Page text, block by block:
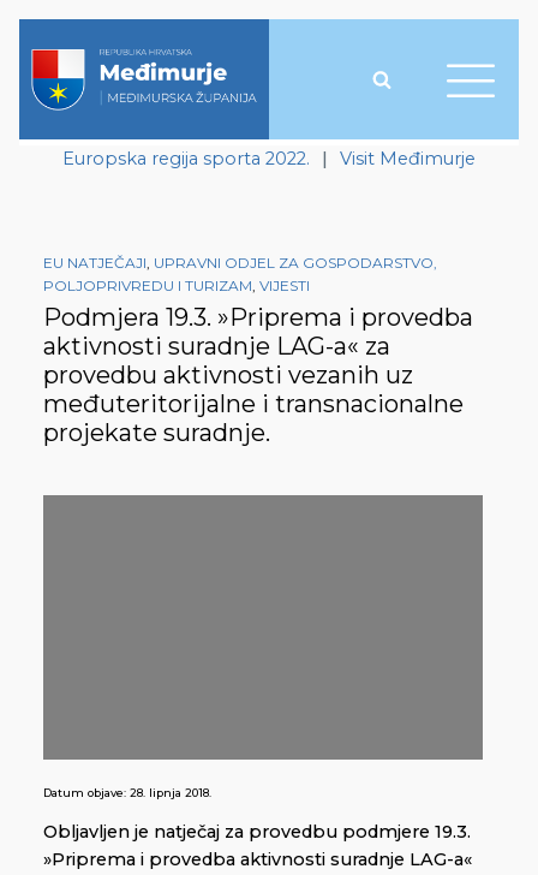
Europska regija sporta 2022. | Visit Međimurje
EU NATJEČAJI, UPRAVNI ODJEL ZA GOSPODARSTVO,
POLJOPRIVREDU I TURIZAM, VIJESTI
Podmjera 19.3. »Priprema i provedba
aktivnosti suradnje LAG-a« za
provedbu aktivnosti vezanih uz
međuteritorijalne i transnacionalne
projekate suradnje.
Datum objave: 28. lipnja 2018.
Obljavljen je natječaj za provedbu podmjere 19.3.
»Priprema i provedba aktivnosti suradnje LAG-a«